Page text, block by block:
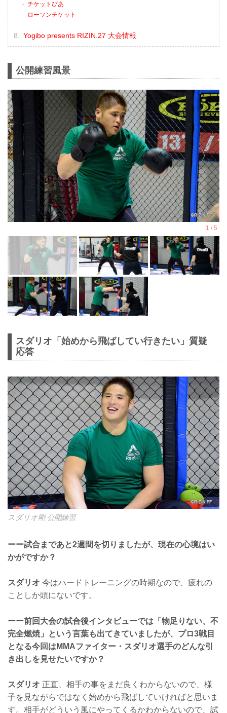
チケットぴあ
ローソンチケット
Yogibo presents RIZIN.27 大会情報
公開練習風景
スダリオ「始めから飛ばしてい行きたい」質疑
応答
スダリオ剛 公開練習
ーー試合まであと2週間を切りましたが、現在の心境はい
かがですか？
スダリオ 今はハードトレーニングの時期なので、疲れの
ことしか頭にないです。
ーー前回大会の試合後インタビューでは「物足りない、不
完全燃焼」という言葉も出てきていましたが、プロ3戦目
となる今回はMMAファイター・スダリオ選手のどんな引
き出しを見せたいですか？
スダリオ 正直、相手の事をまだ良くわからないので、様
子を見ながらではなく始めから飛ばしていければと思いま
す。相手がどういう風にやってくるかわからないので、試